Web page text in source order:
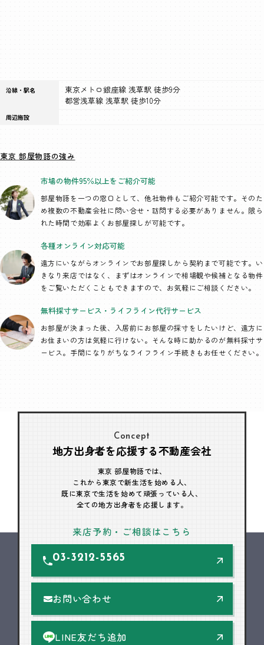
沿線・駅名
東京メトロ銀座線 浅草駅 徒歩9分
都営浅草線 浅草駅 徒歩10分
周辺施設
東京 部屋物語の強み
市場の物件95％以上を ご紹介可能
部屋物語を一つの窓口として、他社物件もご紹介可能です。そのた
め複数の不動産会社に問い合せ・訪問する必要がありません。限ら
れた時間で効率よくお部屋探しが可能です。
各種オンライン対応可能
遠方にいながらオンラインでお部屋探しから契約まで可能です。い
きなり来店ではなく、まずはオンラインで相場観や候補となる物件
をご覧いただくこともできますので、お気軽にご相談ください。
無料採寸サービス・ ライフライン代行サービス
お部屋が決まった後、入居前にお部屋の採寸をしたいけど、遠方に
お住まいの方は気軽に行けない。そんな時に助かるのが無料採寸サ
ービス。手間になりがちなライフライン手続きもお任せください。
Concept
地方出身者を応援する不動産会社
東京 部屋物語では、
これから東京で新生活を始める人、
既に東京で生活を始めて頑張っている人、
全ての地方出身者を応援します。
来店予約・ご相談はこちら
03-3212-5565
お問い合わせ
LINE友だち追加